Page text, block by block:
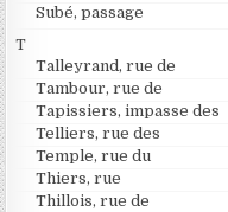
Subé, passage
T
Talleyrand, rue de
Tambour, rue de
Tapissiers, impasse des
Telliers, rue des
Temple, rue du
Thiers, rue
Thillois, rue de